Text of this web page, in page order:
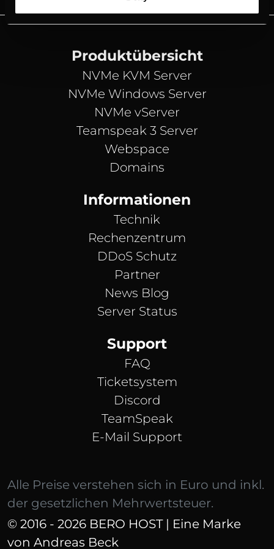
Produktübersicht
NVMe KVM Server
NVMe Windows Server
NVMe vServer
Teamspeak 3 Server
Webspace
Domains
Informationen
Technik
Rechenzentrum
DDoS Schutz
Partner
News Blog
Server Status
Support
FAQ
Ticketsystem
Discord
TeamSpeak
E-Mail Support
Alle Preise verstehen sich in Euro und inkl.
der gesetzlichen Mehrwertsteuer.
© 2016 - 2026 BERO HOST | Eine Marke
von Andreas Beck